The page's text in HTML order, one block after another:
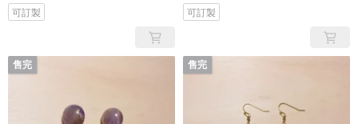
可訂製 可訂製
售完 售完